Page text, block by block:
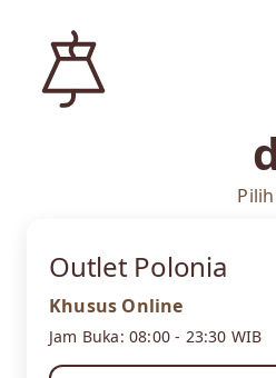
Outlet Polonia
Khusus Online
Jam Buka: 08:00 - 23:30 WIB